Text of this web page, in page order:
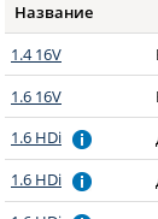
Название
1.4 16V
1.6 16V
1.6 HDi
1.6 HDi